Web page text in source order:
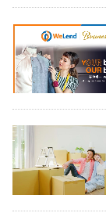
閱